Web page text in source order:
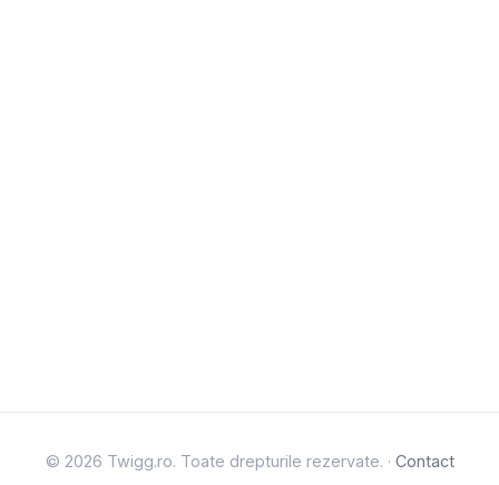
© 2026 Twigg.ro. Toate drepturile rezervate. · Contact